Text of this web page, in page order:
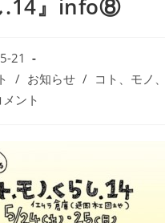
.14』info⑧
21
/ お知らせ / コト、モノ
ント